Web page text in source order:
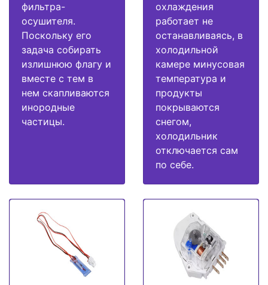
фильтра-
осушителя.
Поскольку его
задача собирать
излишнюю флагу и
вместе с тем в
нем скапливаются
инородные
частицы.
охлаждения
работает не
останавливаясь, в
холодильной
камере минусовая
температура и
продукты
покрываются
снегом,
холодильник
отключается сам
по себе.